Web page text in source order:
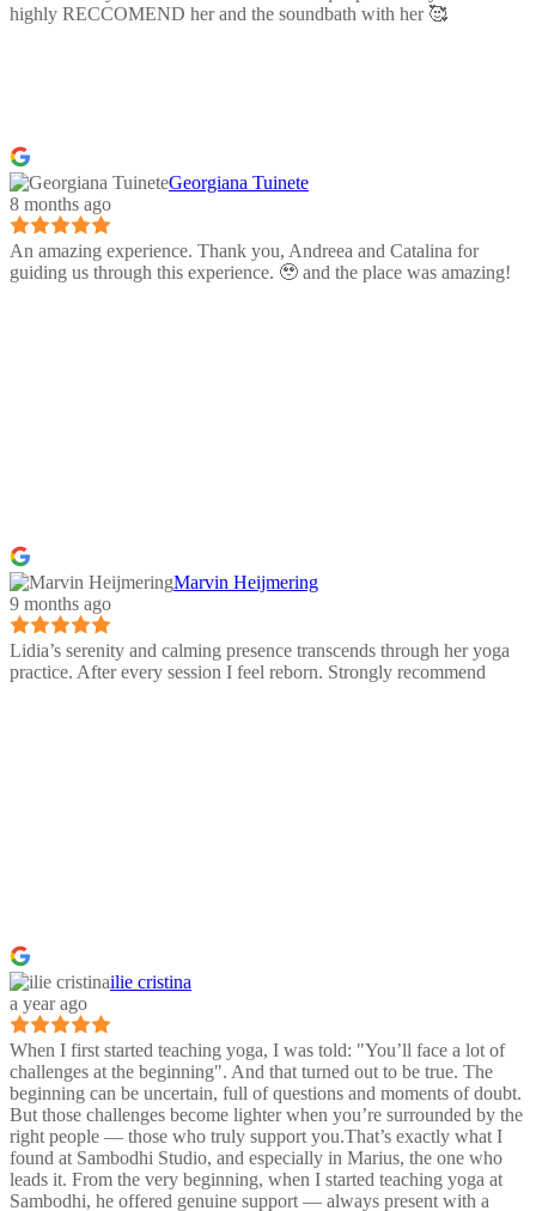
highly RECCOMEND her and the soundbath with her 🥰
Georgiana Tuinete
8 months ago
An amazing experience. Thank you, Andreea and Catalina for
guiding us through this experience. 🥹 and the place was amazing!
Marvin Heijmering
9 months ago
Lidia’s serenity and calming presence transcends through her yoga
practice. After every session I feel reborn. Strongly recommend
ilie cristina
a year ago
When I first started teaching yoga, I was told: "You’ll face a lot of
challenges at the beginning". And that turned out to be true. The
beginning can be uncertain, full of questions and moments of doubt.
But those challenges become lighter when you’re surrounded by the
right people — those who truly support you.That’s exactly what I
found at Sambodhi Studio, and especially in Marius, the one who
leads it. From the very beginning, when I started teaching yoga at
Sambodhi, he offered genuine support — always present with a